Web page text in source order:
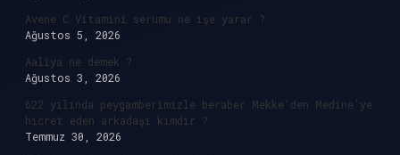
Avene C Vitamini serumu ne işe yarar ?
Ağustos 5, 2026
Aaliya ne demek ?
Ağustos 3, 2026
622 yılında peygamberimizle beraber Mekke’den Medine’ye
hicret eden arkadaşı kimdir ?
Temmuz 30, 2026